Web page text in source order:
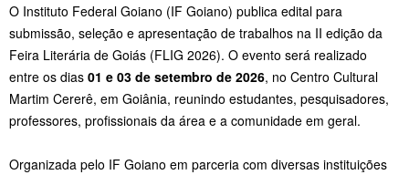
O Instituto Federal Goiano (IF Goiano) publica edital para
submissão, seleção e apresentação de trabalhos na II edição da
Feira Literária de Goiás (FLIG 2026). O evento será realizado
entre os dias 01 e 03 de setembro de 2026, no Centro Cultural
Martim Cererê, em Goiânia, reunindo estudantes, pesquisadores,
professores, profissionais da área e a comunidade em geral.
Organizada pelo IF Goiano em parceria com diversas instituições